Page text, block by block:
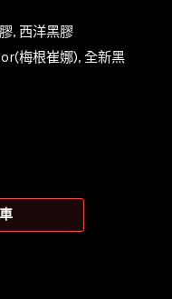
, 西洋黑膠
梅根崔娜), 全新黑